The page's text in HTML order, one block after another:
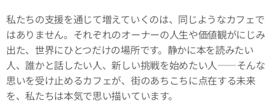
私たちの支援を通じて増えていくのは、同じようなカフェで
はありません。それぞれのオーナーの人生や価値観がにじみ
出た、世界にひとつだけの場所です。静かに本を読みたい
人、誰かと話したい人、新しい挑戦を始めたい人――そんな
思いを受け止めるカフェが、街のあちこちに点在する未来
を、私たちは本気で思い描いています。